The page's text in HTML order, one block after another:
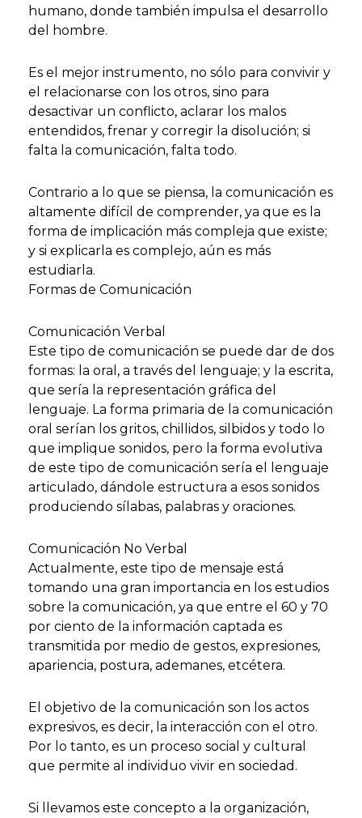
humano, donde también impulsa el desarrollo
del hombre.
Es el mejor instrumento, no sólo para convivir y
el relacionarse con los otros, sino para
desactivar un conflicto, aclarar los malos
entendidos, frenar y corregir la disolución; si
falta la comunicación, falta todo.
Contrario a lo que se piensa, la comunicación es
altamente difícil de comprender, ya que es la
forma de implicación más compleja que existe;
y si explicarla es complejo, aún es más
estudiarla.
Formas de Comunicación
Comunicación Verbal
Este tipo de comunicación se puede dar de dos
formas: la oral, a través del lenguaje; y la escrita,
que sería la representación gráfica del
lenguaje. La forma primaria de la comunicación
oral serían los gritos, chillidos, silbidos y todo lo
que implique sonidos, pero la forma evolutiva
de este tipo de comunicación sería el lenguaje
articulado, dándole estructura a esos sonidos
produciendo sílabas, palabras y oraciones.
Comunicación No Verbal
Actualmente, este tipo de mensaje está
tomando una gran importancia en los estudios
sobre la comunicación, ya que entre el 60 y 70
por ciento de la información captada es
transmitida por medio de gestos, expresiones,
apariencia, postura, ademanes, etcétera.
El objetivo de la comunicación son los actos
expresivos, es decir, la interacción con el otro.
Por lo tanto, es un proceso social y cultural
que permite al individuo vivir en sociedad.
Si llevamos este concepto a la organización,